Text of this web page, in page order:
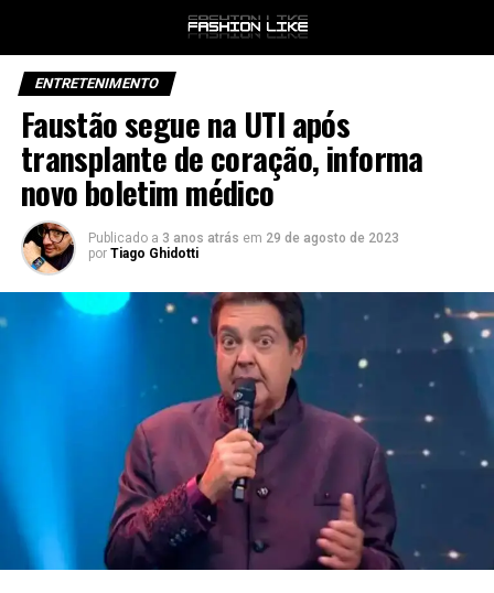
ENTRETENIMENTO
Faustão segue na UTI após
transplante de coração, informa
novo boletim médico
Publicado a 3 anos atrás em 29 de agosto de 2023
por Tiago Ghidotti